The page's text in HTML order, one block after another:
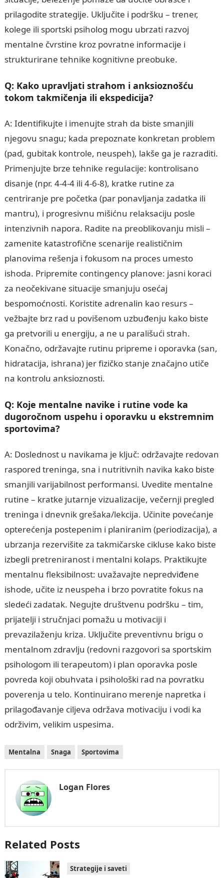
prilagodite strategije. Uključite i podršku – trener,
kolege ili sportski psiholog mogu ubrzati razvoj
mentalne čvrstine kroz povratne informacije i
strukturirane tehnike kognitivne preobuke.
Q: Kako upravljati strahom i anksioznošću
tokom takmičenja ili ekspedicija?
A: Identifikujte i imenujte strah da biste smanjili
njegovu snagu; kada prepoznate konkretan problem
(pad, gubitak kontrole, neuspeh), lakše ga je razraditi.
Primenjujte brze tehnike regulacije: kontrolisano
disanje (npr. 4-4-4 ili 4-6-8), kratke rutine za
centriranje pre početka (par ponavljanja zadatka ili
mantru), i progresivnu mišićnu relaksaciju posle
intenzivnih napora. Radite na preoblikovanju misli –
zamenite katastrofične scenarije realističnim
planovima rešenja i fokusom na proces umesto
ishoda. Pripremite contingency planove: jasni koraci
za neočekivane situacije smanjuju osećaj
bespomoćnosti. Koristite adrenalin kao resurs –
vežbajte brz rad u povišenom uzbuđenju kako biste
ga pretvorili u energiju, a ne u parališući strah.
Konačno, održavajte rutinu pripreme i oporavka (san,
hidratacija, ishrana) jer fizičko stanje značajno utiče
na kontrolu anksioznosti.
Q: Koje mentalne navike i rutine vode ka
dugoročnom uspehu i oporavku u ekstremnim
sportovima?
A: Doslednost u navikama je ključ: održavajte redovan
raspored treninga, sna i nutritivnih navika kako biste
smanjili varijabilnost performansi. Uvedite mentalne
rutine – kratke jutarnje vizualizacije, večernji pregled
treninga i dnevnik grešaka/lekcija. Učinite povećanje
opterećenja postepenim i planiranim (periodizacija), a
ubrzanja rezervišite za takmičarske cikluse kako biste
izbegli pretreniranost i mentalni kolaps. Praktikujte
mentalnu fleksibilnost: uvažavajte nepredviđene
ishode, učite iz neuspeha i brzo povratite fokus na
sledeći zadatak. Negujte društvenu podršku – tim,
prijatelji i stručnjaci pomažu u motivaciji i
prevazilaženju kriza. Uključite preventivnu brigu o
mentalnom zdravlju (redovni razgovori sa sportskim
psihologom ili terapeutom) i plan oporavka posle
povreda koji obuhvata i psihološki rad na povratku
poverenja u telo. Kontinuirano merenje napretka i
prilagođavanje ciljeva održava motivaciju i vodi ka
održivim, velikim uspesima.
Mentalna Snaga Sportovima
Logan Flores
Related Posts
Strategije i saveti